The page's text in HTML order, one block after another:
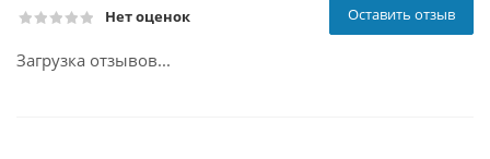
Нет оценок Оставить отзыв
Загрузка отзывов...